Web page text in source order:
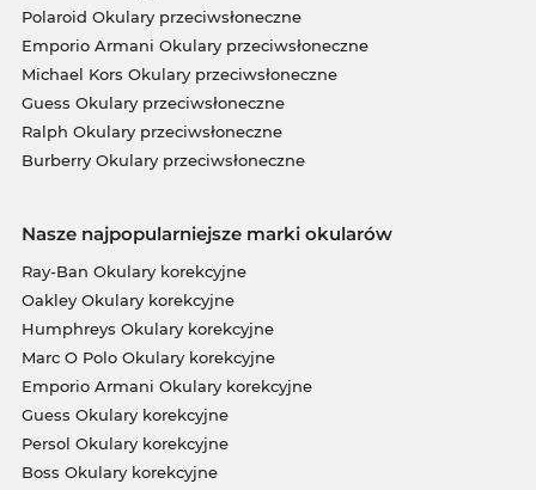
Polaroid Okulary przeciwsłoneczne
Emporio Armani Okulary przeciwsłoneczne
Michael Kors Okulary przeciwsłoneczne
Guess Okulary przeciwsłoneczne
Ralph Okulary przeciwsłoneczne
Burberry Okulary przeciwsłoneczne
Nasze najpopularniejsze marki okularów
Ray-Ban Okulary korekcyjne
Oakley Okulary korekcyjne
Humphreys Okulary korekcyjne
Marc O Polo Okulary korekcyjne
Emporio Armani Okulary korekcyjne
Guess Okulary korekcyjne
Persol Okulary korekcyjne
Boss Okulary korekcyjne